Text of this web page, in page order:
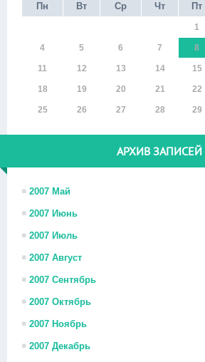
Пн
Вт Ср Чт Пт
1
4 5 6 7 8
11 12 13 14 15
18 19 20 21 22
25 26 27 28 29
АРХИВ ЗАПИСЕЙ
2007 Май
2007 Июнь
2007 Июль
2007 Август
2007 Сентябрь
2007 Октябрь
2007 Ноябрь
2007 Декабрь